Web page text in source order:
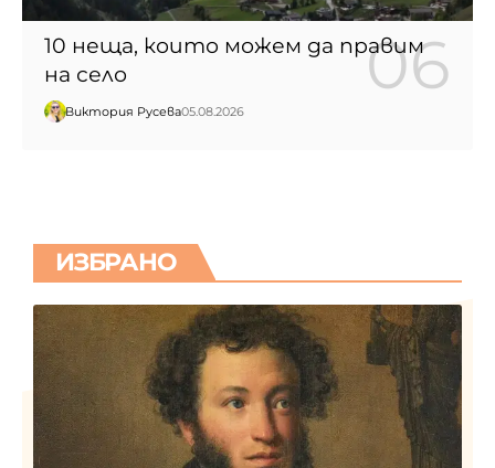
10 неща, които можем да правим
на село
Виктория Русева05.08.2026
ИЗБРАНО